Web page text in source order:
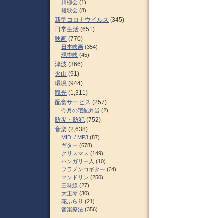
川柳会 (1)
短歌会 (8)
新型コロナウイルス (345)
日常生活 (651)
映画 (770)
日本映画 (354)
現中映 (45)
津波 (366)
火山 (91)
環境 (944)
観光 (1,311)
配食サービス (257)
今月の宅配弁当 (2)
防災・防犯 (752)
音楽 (2,638)
MIDI / MP3 (87)
ギター (678)
クリスマス (149)
ハンガリー人 (10)
フラメンコギター (34)
マンドリン (250)
三味線 (27)
大正琴 (30)
花ふらり (21)
音楽療法 (356)